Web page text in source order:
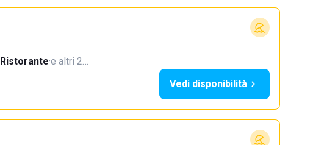
Ristorante·e altri 2…
Vedi disponibilità